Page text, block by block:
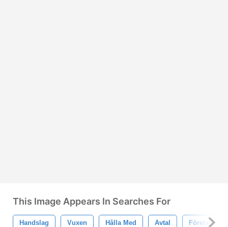
This Image Appears In Searches For
Handslag Vuxen Hålla Med Avtal Företag